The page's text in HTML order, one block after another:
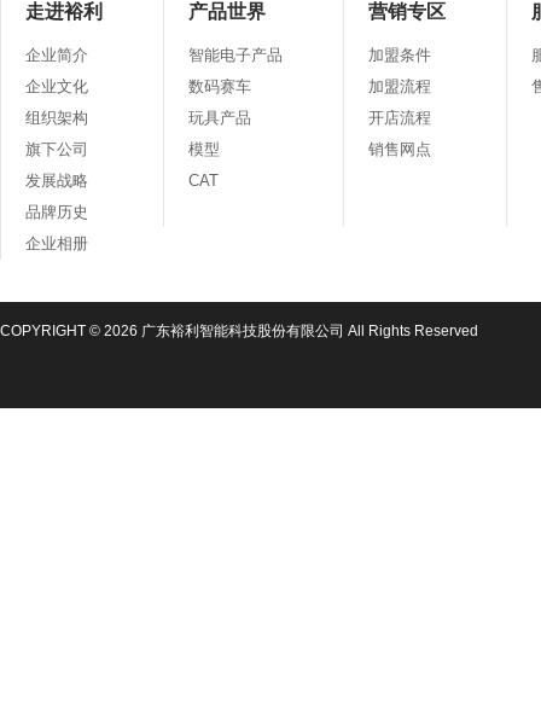
走进裕利
企业简介
企业文化
组织架构
旗下公司
发展战略
品牌历史
企业相册
产品世界
智能电子产品
数码赛车
玩具产品
模型
CAT
营销专区
加盟条件
加盟流程
开店流程
销售网点
COPYRIGHT © 2026 广东裕利智能科技股份有限公司 All Rights Reserved